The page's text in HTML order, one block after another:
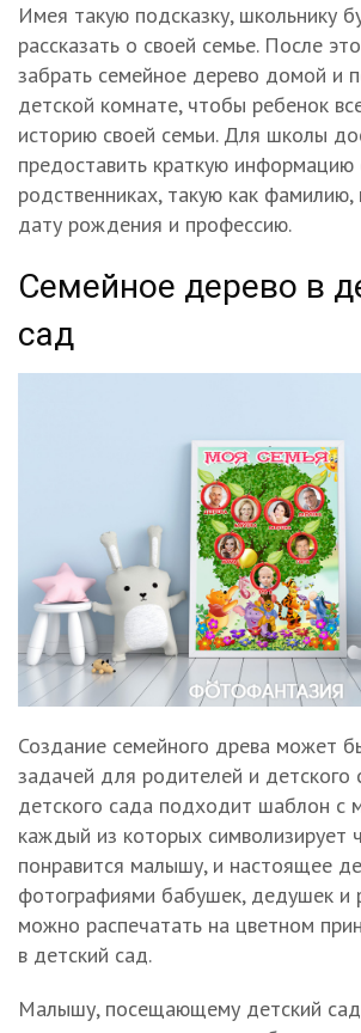
Имея такую подсказку, школьнику
рассказать о своей семье. После
забрать семейное дерево домой и
детской комнате, чтобы ребенок
историю своей семьи. Для школы
предоставить краткую информацию
родственниках, такую как фамилию,
дату рождения и профессию.
Семейное дерево в
сад
Создание семейного древа может
задачей для родителей и детского
детского сада подходит шаблон с
каждый из которых символизирует
понравится малышу, и настоящее
фотографиями бабушек, дедушек и
можно распечатать на цветном
в детский сад.
Малышу, посещающему детский